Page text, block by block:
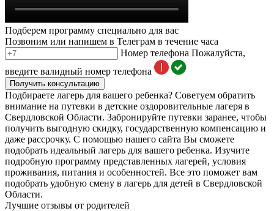
Подберем программу специально для вас
Позвоним или напишем в Телеграм в течение часа
Номер телефона Пожалуйста,
введите валидный номер телефона
Получить консультацию
Подбираете лагерь для вашего ребенка? Советуем обратить
внимание на путевки в детские оздоровительные лагеря в
Свердловской Области. Забронируйте путевки заранее, чтобы
получить выгодную скидку, государственную компенсацию и
даже рассрочку. С помощью нашего сайта Вы сможете
подобрать идеальный лагерь для вашего ребенка. Изучите
подробную программу представленных лагерей, условия
проживания, питания и особенностей. Все это поможет вам
подобрать удобную смену в лагерь для детей в Свердловской
Области.
Лучшие отзывы от родителей